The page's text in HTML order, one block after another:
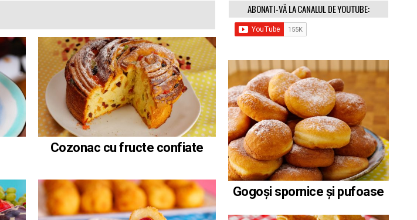
Cozonac cu fructe confiate
ABONATI-VĂ LA CANALUL DE YOUTUBE:
Gogoși spornice și pufoase